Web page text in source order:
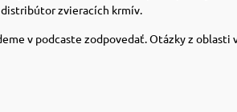
distribútor zvieracích krmív.
v podcaste zodpovedať. Otázky z